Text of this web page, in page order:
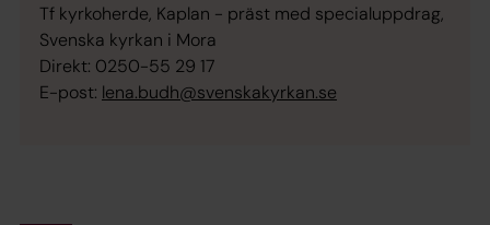
Tf kyrkoherde, Kaplan - präst med specialuppdrag,
Svenska kyrkan i Mora
Direkt: 0250-55 29 17
E-post: lena.budh@svenskakyrkan.se